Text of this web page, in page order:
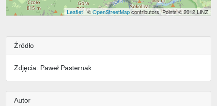
Leaflet| ©OpenStreetMapcontributors, Points © 2012 LINZ
Źródło
Zdjęcia: Paweł Pasternak
Autor